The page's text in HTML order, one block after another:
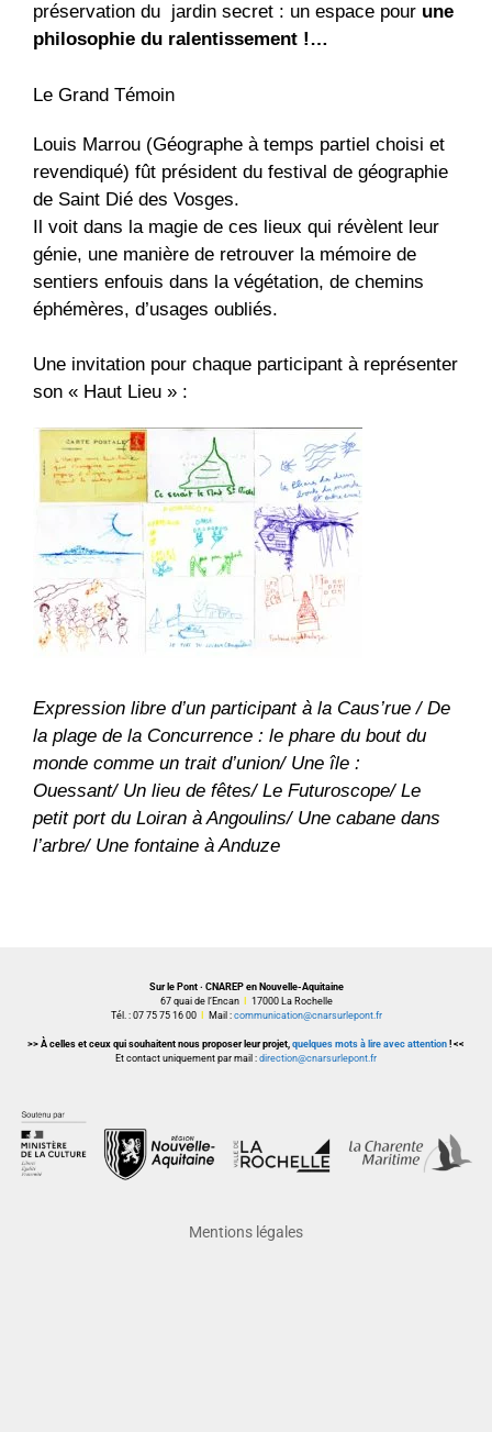
préservation du jardin secret : un espace pour une
philosophie du ralentissement !…
Le Grand Témoin
Louis Marrou (Géographe à temps partiel choisi et
revendiqué) fût président du festival de géographie
de Saint Dié des Vosges.
Il voit dans la magie de ces lieux qui révèlent leur
génie, une manière de retrouver la mémoire de
sentiers enfouis dans la végétation, de chemins
éphémères, d’usages oubliés.
Une invitation pour chaque participant à représenter
son « Haut Lieu » :
Expression libre d’un participant à la Caus’rue / De
la plage de la Concurrence : le phare du bout du
monde comme un trait d’union/ Une île :
Ouessant/ Un lieu de fêtes/ Le Futuroscope/ Le
petit port du Loiran à Angoulins/ Une cabane dans
l’arbre/ Une fontaine à Anduze
Sur le Pont · CNAREP en Nouvelle-Aquitaine
67 quai de l’Encan
17000 La Rochelle
Tél. : 07 75 75 16 00
Mail : communication@cnarsurlepont.fr
>> À celles et ceux qui souhaitent nous proposer leur projet, quelques mots à lire avec attention ! <<
Et contact uniquement par mail : direction@cnarsurlepont.fr
Mentions légales